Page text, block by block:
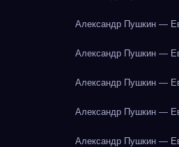
Александр Пушкин —
Александр Пушкин —
Александр Пушкин —
Александр Пушкин —
Александр Пушкин —